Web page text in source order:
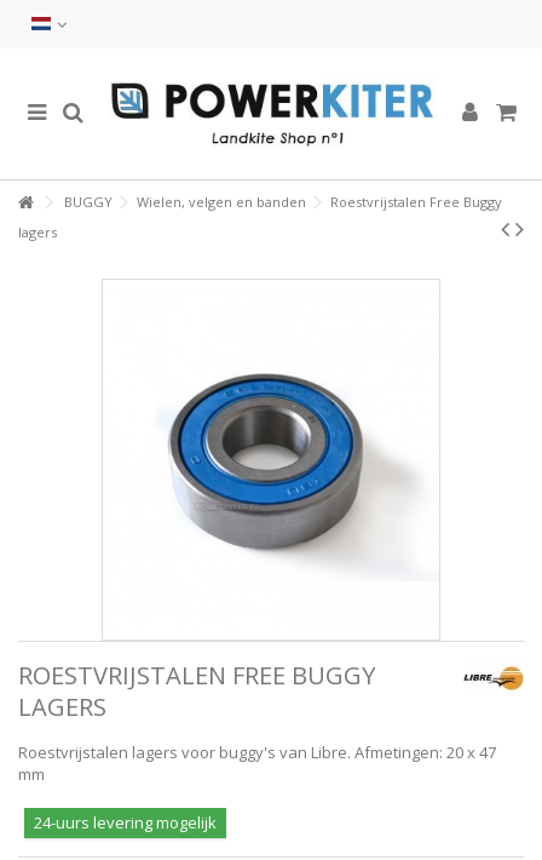
BUGGY Wielen, velgen en banden
Roestvrijstalen Free Buggy
lagers
ROESTVRIJSTALEN FREE BUGGY
LAGERS
Roestvrijstalen lagers voor buggy's van Libre. Afmetingen: 20 x 47
mm
24-uurs levering mogelijk